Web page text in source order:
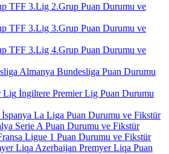
TFF 3.Lig 2.Grup Puan Durumu ve
TFF 3.Lig 3.Grup Puan Durumu ve
TFF 3.Lig 4.Grup Puan Durumu ve
Almanya Bundesliga Puan Durumu
İngiltere Premier Lig Puan Durumu
İspanya La Liga Puan Durumu ve Fikstür
Serie A Puan Durumu ve Fikstür
Ligue 1 Puan Durumu ve Fikstür
Azerbaijan Premyer Liqa Puan